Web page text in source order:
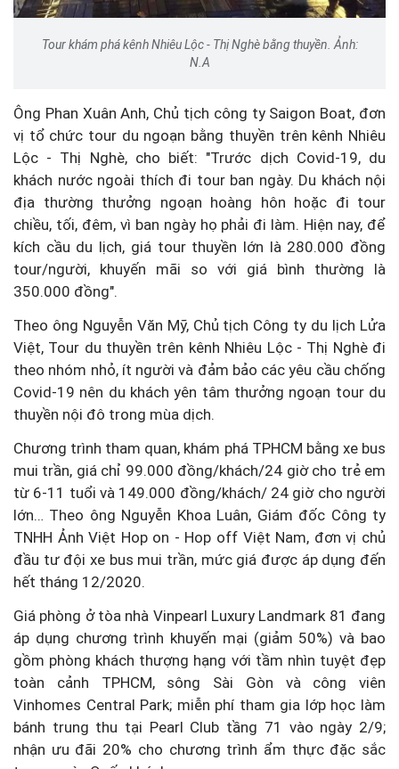
Tour khám phá kênh Nhiêu Lộc - Thị Nghè bằng thuyền. Ảnh:
N.A
Ông Phan Xuân Anh, Chủ tịch công ty Saigon Boat, đơn
vị tổ chức tour du ngoạn bằng thuyền trên kênh Nhiêu
Lộc - Thị Nghè, cho biết: "Trước dịch Covid-19, du
khách nước ngoài thích đi tour ban ngày. Du khách nội
địa thường thưởng ngoạn hoàng hôn hoặc đi tour
chiều, tối, đêm, vì ban ngày họ phải đi làm. Hiện nay, để
kích cầu du lịch, giá tour thuyền lớn là 280.000 đồng
tour/người, khuyến mãi so với giá bình thường là
350.000 đồng".
Theo ông Nguyễn Văn Mỹ, Chủ tịch Công ty du lịch Lửa
Việt, Tour du thuyền trên kênh Nhiêu Lộc - Thị Nghè đi
theo nhóm nhỏ, ít người và đảm bảo các yêu cầu chống
Covid-19 nên du khách yên tâm thưởng ngoạn tour du
thuyền nội đô trong mùa dịch.
Chương trình tham quan, khám phá TPHCM bằng xe bus
mui trần, giá chỉ 99.000 đồng/khách/24 giờ cho trẻ em
từ 6-11 tuổi và 149.000 đồng/khách/ 24 giờ cho người
lớn… Theo ông Nguyễn Khoa Luân, Giám đốc Công ty
TNHH Ảnh Việt Hop on - Hop off Việt Nam, đơn vị chủ
đầu tư đội xe bus mui trần, mức giá được áp dụng đến
hết tháng 12/2020.
Giá phòng ở tòa nhà Vinpearl Luxury Landmark 81 đang
áp dụng chương trình khuyến mại (giảm 50%) và bao
gồm phòng khách thượng hạng với tầm nhìn tuyệt đẹp
toàn cảnh TPHCM, sông Sài Gòn và công viên
Vinhomes Central Park; miễn phí tham gia lớp học làm
bánh trung thu tại Pearl Club tầng 71 vào ngày 2/9;
nhận ưu đãi 20% cho chương trình ẩm thực đặc sắc